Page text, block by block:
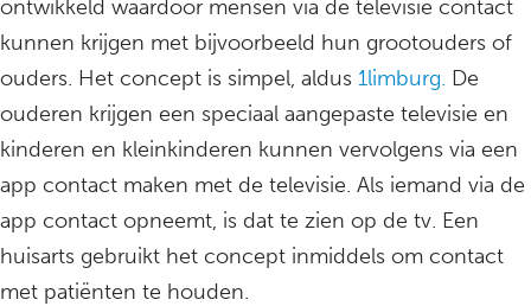
ontwikkeld waardoor mensen via de televisie contact
kunnen krijgen met bijvoorbeeld hun grootouders of
ouders. Het concept is simpel, aldus 1limburg. De
ouderen krijgen een speciaal aangepaste televisie en
kinderen en kleinkinderen kunnen vervolgens via een
app contact maken met de televisie. Als iemand via de
app contact opneemt, is dat te zien op de tv. Een
huisarts gebruikt het concept inmiddels om contact
met patiënten te houden.